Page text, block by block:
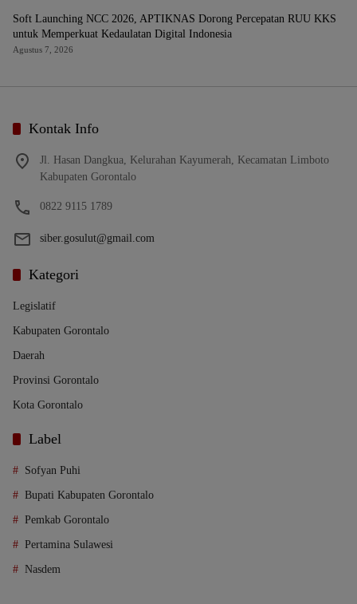
Soft Launching NCC 2026, APTIKNAS Dorong Percepatan RUU KKS
untuk Memperkuat Kedaulatan Digital Indonesia
Agustus 7, 2026
Kontak Info
Jl. Hasan Dangkua, Kelurahan Kayumerah, Kecamatan Limboto
Kabupaten Gorontalo
0822 9115 1789
siber.gosulut@gmail.com
Kategori
Legislatif
Kabupaten Gorontalo
Daerah
Provinsi Gorontalo
Kota Gorontalo
Label
Sofyan Puhi
Bupati Kabupaten Gorontalo
Pemkab Gorontalo
Pertamina Sulawesi
Nasdem